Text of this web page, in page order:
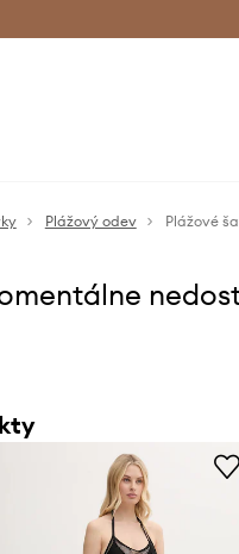
Bezplatná
Plážový odev Plážové